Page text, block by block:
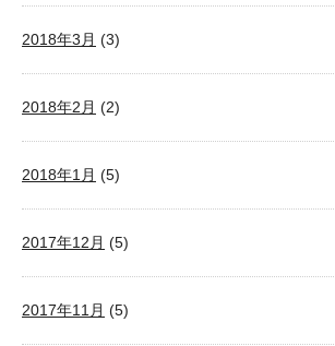
2018年3月 (3)
2018年2月 (2)
2018年1月 (5)
2017年12月 (5)
2017年11月 (5)